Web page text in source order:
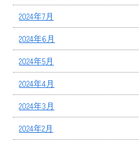
2024年7月
2024年6月
2024年5月
2024年4月
2024年3月
2024年2月